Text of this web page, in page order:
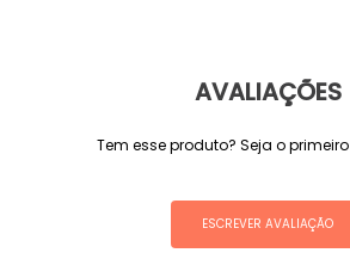
AVALIAÇÕES
Tem esse produto? Seja o
ESCREVER AVALIAÇÃO